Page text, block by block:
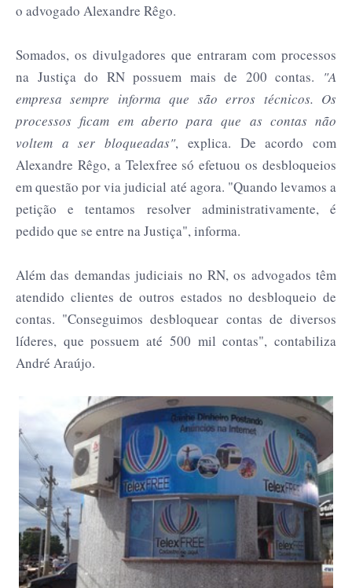
o advogado Alexandre Rêgo.
Somados, os divulgadores que entraram com processos
na Justiça do RN possuem mais de 200 contas. "A
empresa sempre informa que são erros técnicos. Os
processos ficam em aberto para que as contas não
voltem a ser bloqueadas", explica. De acordo com
Alexandre Rêgo, a Telexfree só efetuou os desbloqueios
em questão por via judicial até agora. "Quando levamos a
petição e tentamos resolver administrativamente, é
pedido que se entre na Justiça", informa.
Além das demandas judiciais no RN, os advogados têm
atendido clientes de outros estados no desbloqueio de
contas. "Conseguimos desbloquear contas de diversos
líderes, que possuem até 500 mil contas", contabiliza
André Araújo.